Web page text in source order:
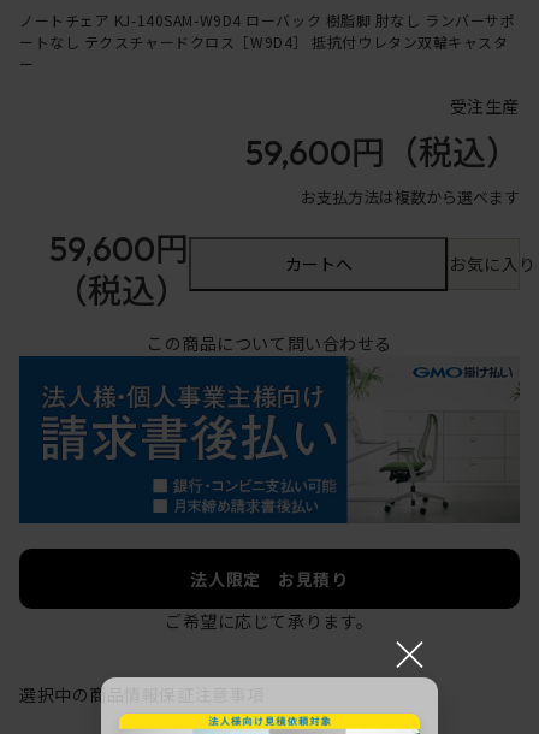
ノートチェア KJ-140SAM-W9D4 ローバック 樹脂脚 肘なし ランバーサポ
ートなし テクスチャードクロス［W9D4］ 抵抗付ウレタン双輪キャスタ
ー
受注生産
59,600円 （税込）
お支払方法は複数から選べます
59,600円
（税込）
カートへ お気に入
この商品について問い合わせる
法人限定 お見積り
ご希望に応じて承ります。
選択中の商品情報
×